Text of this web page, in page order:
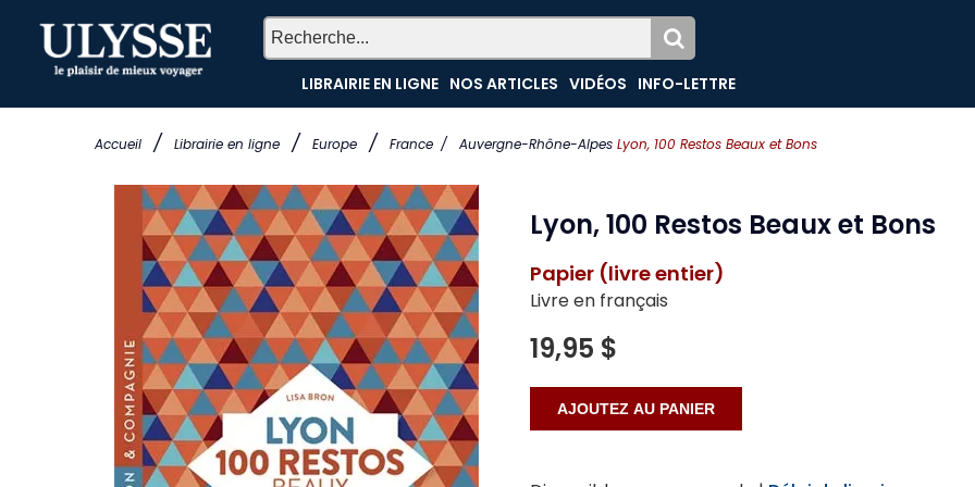
Accueil / Librairie en ligne / Europe / France / Auvergne-Rhône-Alpes Lyon, 100 Restos Beaux et Bons
LIBRAIRIE EN LIGNE NOS ARTICLES VIDÉOS INFO-LETTRE
Lyon, 100 Restos Beaux et Bons
Papier (livre entier)
Livre en français
19,95 $